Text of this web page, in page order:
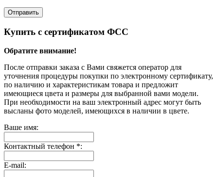
Отправить
Купить с сертификатом ФСС
Обратите внимание!
После отправки заказа с Вами свяжется оператор для
уточнения процедуры покупки по электронному сертификату,
по наличию и характеристикам товара и предложит
имеющиеся цвета и размеры для выбранной вами модели.
При необходимости на ваш электронный адрес могут быть
высланы фото моделей, имеющихся в наличии в цвете.
Ваше имя:
Контактный телефон *:
E-mail: